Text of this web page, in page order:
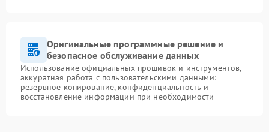
Оригинальные программные решение и
безопасное обслуживание данных
Использование официальных прошивок и инструментов,
аккуратная работа с пользовательскими данными:
резервное копирование, конфиденциальность и
восстановление информации при необходимости